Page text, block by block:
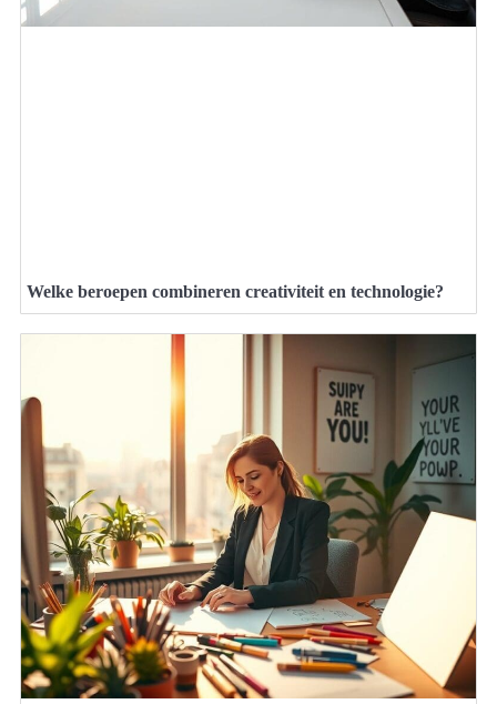
Welke beroepen combineren creativiteit en technologie?